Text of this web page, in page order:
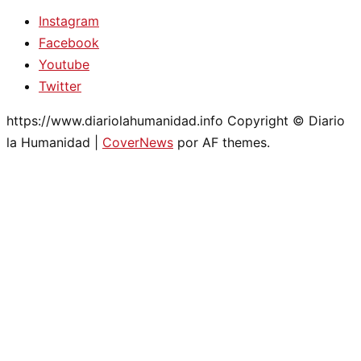
Instagram
Facebook
Youtube
Twitter
https://www.diariolahumanidad.info Copyright © Diario
la Humanidad
CoverNews por AF themes.